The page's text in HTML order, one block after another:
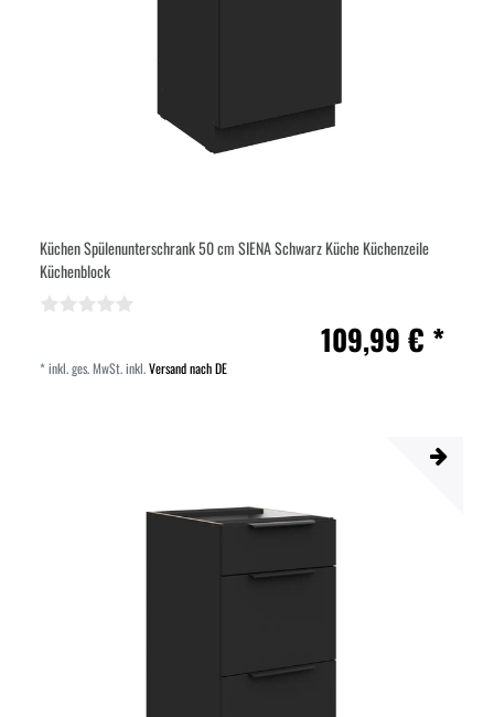
Küchen Spülenunterschrank 50 cm SIENA Schwarz Küche Küchenzeile
Küchenblock
109,99 € *
*inkl. ges. MwSt.inkl.Versand nach DE